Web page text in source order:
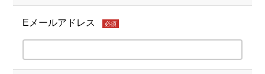
Eメールアドレス 必須